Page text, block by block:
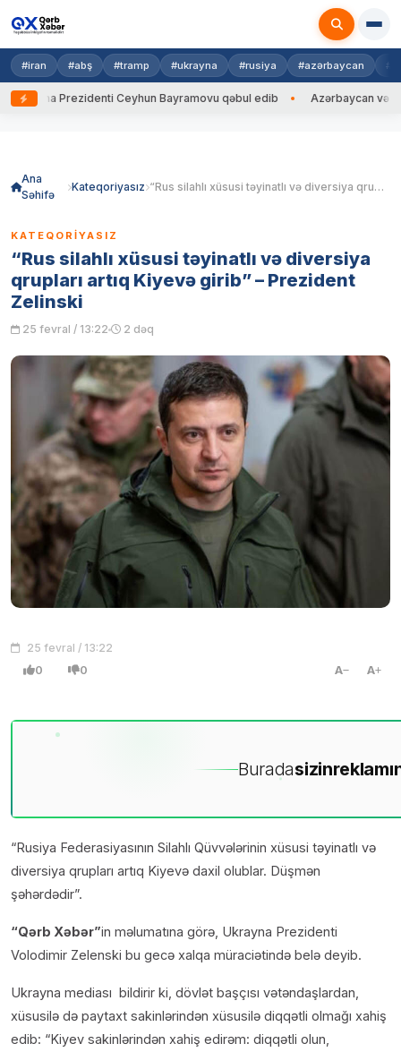
#iran #abş #tramp #ukrayna #rusiya #azərbaycan
Prezidenti Ceyhun Bayramovu qəbul edib Azərbaycan və
Ana
Səhifə
Kateqoriyasız “Rus silahlı xüsusi təyinatlı və diversiya qrupları artıq Kiyevə girib” – Prezident Zelinski
KATEQORIYASIZ
“Rus silahlı xüsusi təyinatlı və diversiya
qrupları artıq Kiyevə girib” – Prezident
Zelinski
25 fevral / 13:22 2 dəq
25 fevral / 13:22
0 0 A A
Buradasizin
“Rusiya Federasiyasının Silahlı Qüvvələrinin xüsusi təyinatlı və
diversiya qrupları artıq Kiyevə daxil olublar. Düşmən
şəhərdədir”.
“Qərb Xəbər”in məlumatına görə, Ukrayna Prezidenti
Volodimir Zelenski bu gecə xalqa müraciətində belə deyib.
Ukrayna mediası bildirir ki, dövlət başçısı vətəndaşlardan,
xüsusilə də paytaxt sakinlərindən xüsusilə diqqətli olmağı xahiş
edib: “Kiyev sakinlərindən xahiş edirəm: diqqətli olun,